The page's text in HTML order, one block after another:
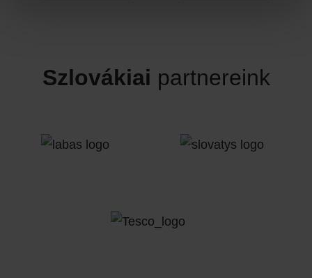
Szlovákiai partnereink